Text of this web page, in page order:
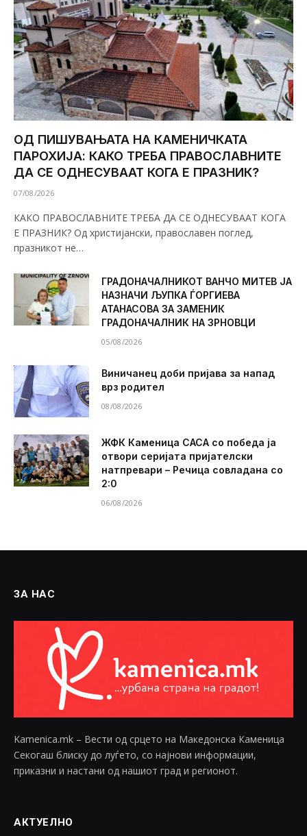
ОД ПИШУВАЊАТА НА КАМЕНИЧКАТА
ПАРОХИЈА: КАКО ТРЕБА ПРАВОСЛАВНИТЕ
ДА СЕ ОДНЕСУВААТ КОГА Е ПРАЗНИК?
07/08/2026
КАКО ПРАВОСЛАВНИТЕ ТРЕБА ДА СЕ ОДНЕСУВААТ КОГА
Е ПРАЗНИК? Од христијански, православен поглед,
празникот не…
ГРАДОНАЧАЛНИКОТ ВАНЧО МИТЕВ ЈА
НАЗНАЧИ ЉУПКА ЃОРГИЕВА
АТАНАСОВА ЗА ЗАМЕНИК
ГРАДОНАЧАЛНИК НА ЗРНОВЦИ
05/08/2026
Виничанец доби пријава за напад
врз родител
08/08/2026
ЖФК Каменица САСА со победа ја
отвори серијата пријателски
натпревари – Речица совладана со
2:0
06/08/2026
ЗА НАС
Kamenica.mk – Вести од срцето на Македонска Каменица
Секогаш блиску до луѓето, со најнови информации,
приказни и настани од нашиот град и регионот.
АКТУЕЛНО